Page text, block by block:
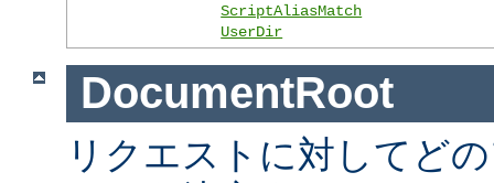
ScriptAliasMatch
UserDir
DocumentRoot
リクエストに対してど